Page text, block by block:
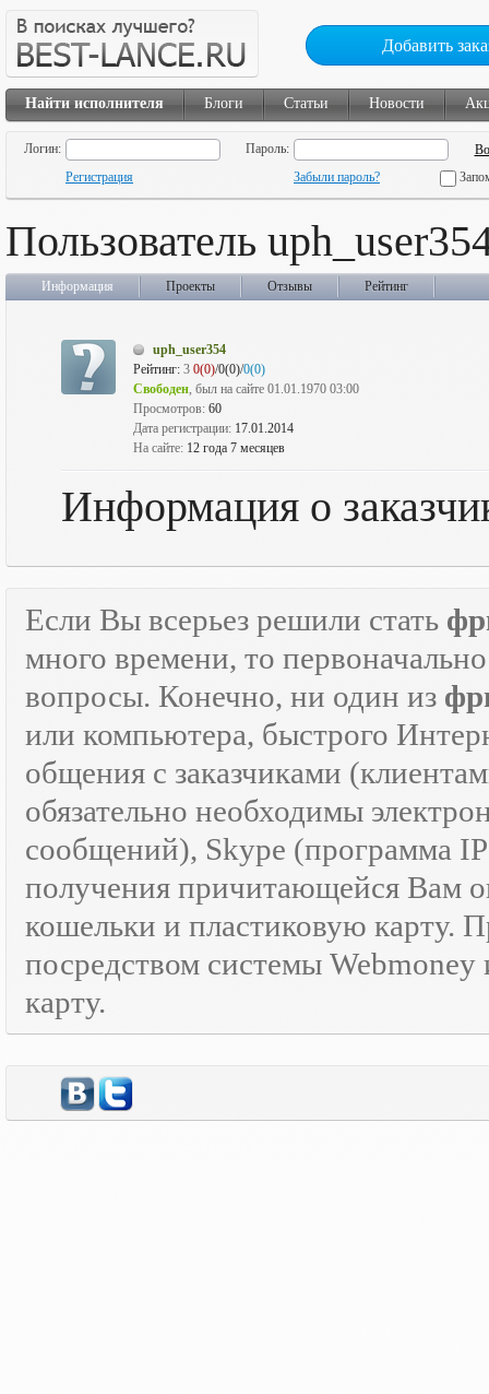
Добавить
Найти исполнителя Блоги Статьи Новости
Логин:
Пароль:
Регистрация
Забыли пароль?
Пользователь
Информация Проекты Отзывы Рейтинг
uph_user354
Рейтинг: 3 0(0)/0(0)/0(0)
Свободен, был на сайте 01.01.1970 03:00
Просмотров: 60
Дата регистрации: 17.01.2014
На сайте: 12 года 7 месяцев
Информация о
Если Вы всерьез решили стать
много времени, то
вопросы. Конечно, ни один из
или компьютера, быстрого
общения с заказчиками
обязательно необходимы
сообщений), Skype (программа
получения причитающейся Вам
кошельки и пластиковую карту.
посредством системы
карту.